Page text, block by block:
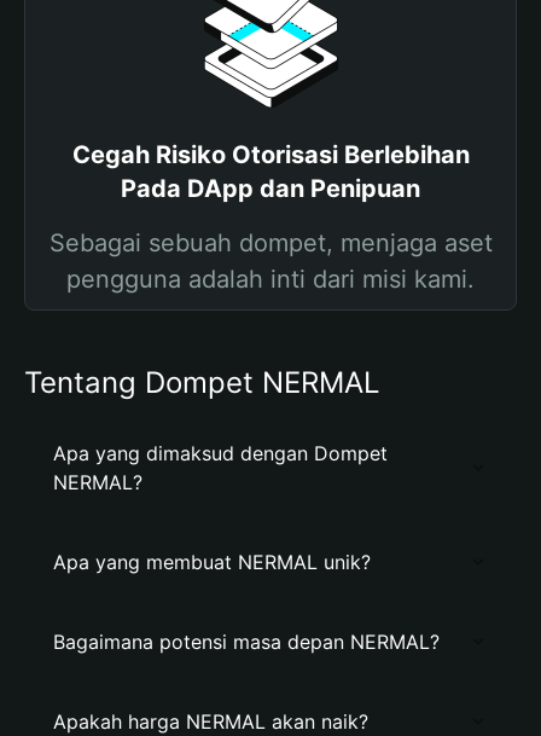
Cegah Risiko Otorisasi Berlebihan
Pada DApp dan Penipuan
Sebagai sebuah dompet, menjaga aset
pengguna adalah inti dari misi kami.
Tentang Dompet NERMAL
Apa yang dimaksud dengan Dompet
NERMAL?
Apa yang membuat NERMAL unik?
Bagaimana potensi masa depan NERMAL?
Apakah harga NERMAL akan naik?